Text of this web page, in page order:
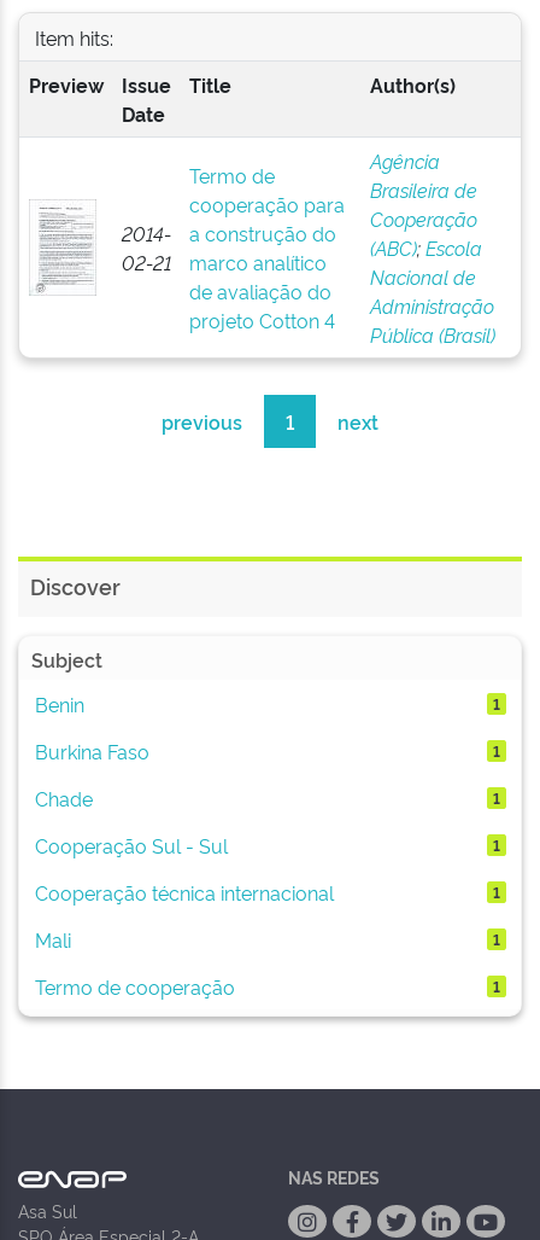
Item hits:
Preview
Issue
Date
Title Author(s)
2014-
02-21
Termo de
cooperação para
a construção do
marco analítico
de avaliação do
projeto Cotton 4
Agência
Brasileira de
Cooperação
(ABC);Escola
Nacional de
Administração
Pública (Brasil)
previous 1 next
Discover
Subject
Benin
1
Burkina Faso 1
Chade 1
Cooperação Sul - Sul 1
Cooperação técnica internacional 1
Mali 1
Termo de cooperação 1
Asa Sul
NAS REDES